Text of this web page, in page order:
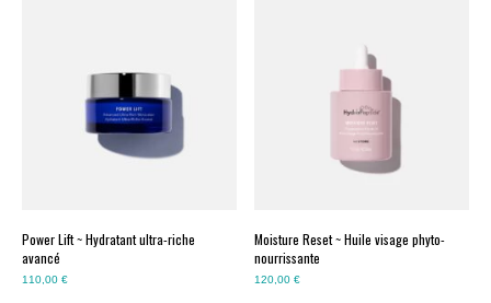
Power Lift ~ Hydratant ultra-riche
avancé
110,00 €
Moisture Reset ~ Huile visage phyto-
nourrissante
120,00€